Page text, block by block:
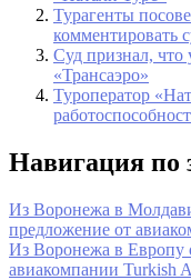
Турагенты
комментировать
Суд признал,
«Трансаэро»
Туроператор
Навигация по
Из Воронежа в
предложение от
Из Воронежа в Европу
авиакомпании Turkish